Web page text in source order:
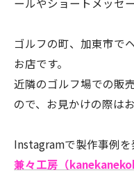
ゴルフの町、加東市で
お店です。
近隣のゴルフ場での販
ので、お見かけの際は
Instagramで製作事例を
兼々工房（